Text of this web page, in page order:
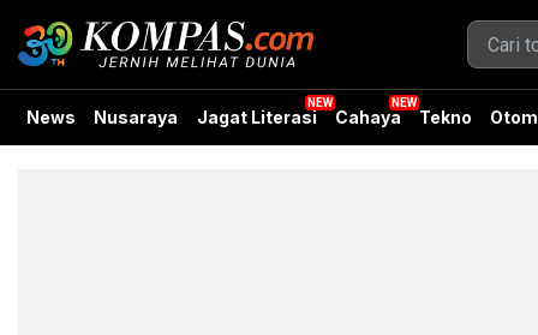
News Nusaraya Jagat Literasi Cahaya Tekno